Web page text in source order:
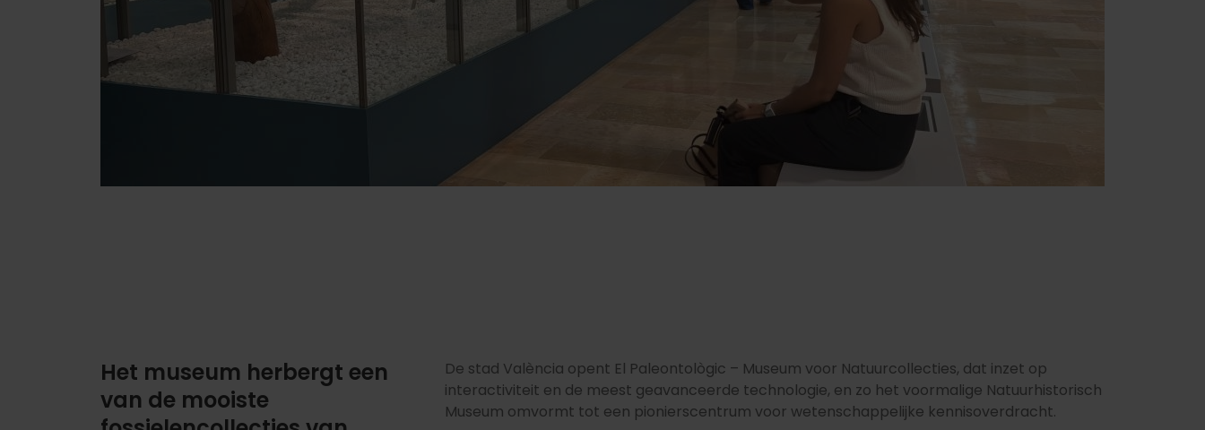
Het museum herbergt een
van de mooiste
De stad València opent El Paleontològic – Museum voor Natuurcollecties, dat inzet op
interactiviteit en de meest geavanceerde technologie, en zo het voormalige Natuurhistorisch
Museum omvormt tot een pionierscentrum voor wetenschappelijke kennisoverdracht.